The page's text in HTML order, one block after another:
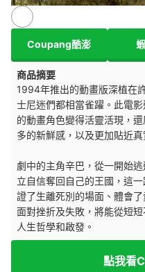
Coupang酷澎
商品摘要
1994年推出的動畫版深植在
士尼迷們都相當雀躍。此電
的動畫角色變得活靈活現，
多的新鮮感，以及更加貼近真
劇中的主角辛巴，從一開始
立自信奪回自己的王國，這
證了生離死別的場面、體會
面對挫折及失敗，將能從短
人生哲學和啟發。
點我看